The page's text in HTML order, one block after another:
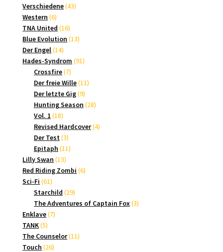
Produkt
Verschiedene 4343
Western 66
Produkte
TNA United 1616
Produkte
Blue Evolution 1313
Der Engel 1414
Produkte
Hades-Syndrom 9191
Crossfire 77
Produkte
Der freie Wille 1111
Der letzte Gig 99
Produkte
Hunting Season 2828
Vol. 1 1818
Produkte
Revised Hardcover 44
Der Test 33
Produkte
Epitaph 1111
Lilly Swan 1313
Produkte
Red Riding Zombi 66
Sci-Fi 6161
Produkte
Starchild 2929
Produkte
The Adventures of Captain Fox 33
Enklave 77
TANK 55
Produkte
The Counselor 1111
Touch 2626